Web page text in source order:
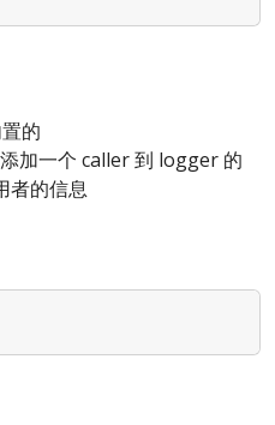
的
添加一个 caller 到 logger 的
者的信息